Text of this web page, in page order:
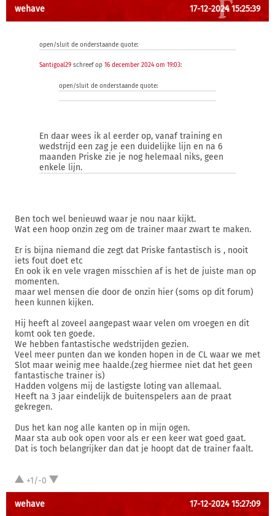
wehave 17-12-2024 15:25:39
open/sluit de onderstaande quote:
Santigoal29 schreef op 16 december 2024 om 19:03:
open/sluit de onderstaande quote:
En daar wees ik al eerder op, vanaf training en
wedstrijd een zag je een duidelijke lijn en na 6
maanden Priske zie je nog helemaal niks, geen
enkele lijn.
Ben toch wel benieuwd waar je nou naar kijkt.
Wat een hoop onzin zeg om de trainer maar zwart te maken.
Er is bijna niemand die zegt dat Priske fantastisch is , nooit
iets fout doet etc
En ook ik en vele vragen misschien af is het de juiste man op
momenten.
maar wel mensen die door de onzin hier (soms op dit forum)
heen kunnen kijken.
Hij heeft al zoveel aangepast waar velen om vroegen en dit
komt ook ten goede.
We hebben fantastische wedstrijden gezien.
Veel meer punten dan we konden hopen in de CL waar we met
Slot maar weinig mee haalde.(zeg hiermee niet dat het geen
fantastische trainer is)
Hadden volgens mij de lastigste loting van allemaal.
Heeft na 3 jaar eindelijk de buitenspelers aan de praat
gekregen.
Dus het kan nog alle kanten op in mijn ogen.
Maar sta aub ook open voor als er een keer wat goed gaat.
Dat is toch belangrijker dan dat je hoopt dat de trainer faalt.
+1/-0
wehave 17-12-2024 15:27:09